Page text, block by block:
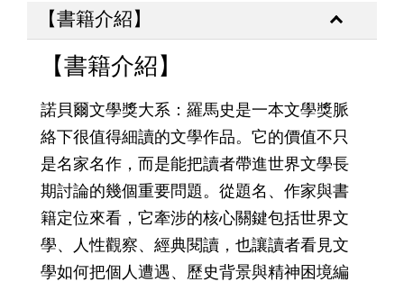
【書籍介紹】
【書籍介紹】
諾貝爾文學獎大系：羅馬史是一本文學獎脈
絡下很值得細讀的文學作品。它的價值不只
是名家名作，而是能把讀者帶進世界文學長
期討論的幾個重要問題。從題名、作家與書
籍定位來看，它牽涉的核心關鍵包括世界文
學、人性觀察、經典閱讀，也讓讀者看見文
學如何把個人遭遇、歷史背景與精神困境編